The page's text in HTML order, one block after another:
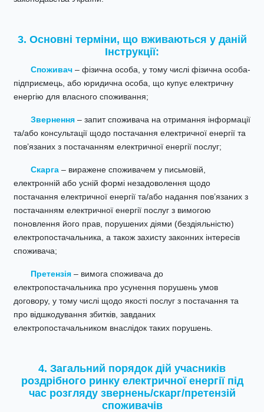
3. Основні терміни, що вживаються у даній
Інструкції:
Споживач– фізична особа, у тому числі фізична особа-
підприємець, або юридична особа, що купує електричну
енергію для власного споживання;
Звернення– запит споживача на отримання інформації
та/або консультації щодо постачання електричної енергії та
пов’язаних з постачанням електричної енергії послуг;
Скарга– виражене споживачем у письмовій,
електронній або усній формі незадоволення щодо
постачання електричної енергії та/або надання пов’язаних з
постачанням електричної енергії послуг з вимогою
поновлення його прав, порушених діями (бездіяльністю)
електропостачальника, а також захисту законних інтересів
споживача;
Претензія– вимога споживача до
електропостачальника про усунення порушень умов
договору, у тому числі щодо якості послуг з постачання та
про відшкодування збитків, завданих
електропостачальником внаслідок таких порушень.
4. Загальний порядок дій учасників
роздрібного ринку електричної енергії під
час розгляду звернень/скарг/претензій
споживачів